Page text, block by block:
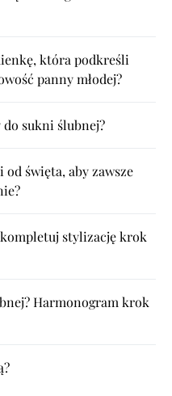
która podkreśli
panny młodej?
sukni ślubnej?
święta, aby zawsze
stylizację krok
Harmonogram krok